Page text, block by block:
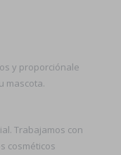
y proporciónale
mascota.
Trabajamos con
cosméticos